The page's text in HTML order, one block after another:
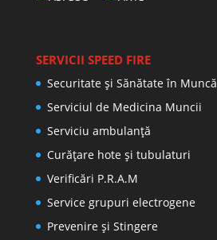
SERVICII SPEED FIRE
Securitate și Sănătate în Muncă
Serviciul de Medicina Muncii
Serviciu ambulanță
Curățare hote și tubulaturi
Verificări P.R.A.M
Service grupuri electrogene
Prevenire şi Stingere